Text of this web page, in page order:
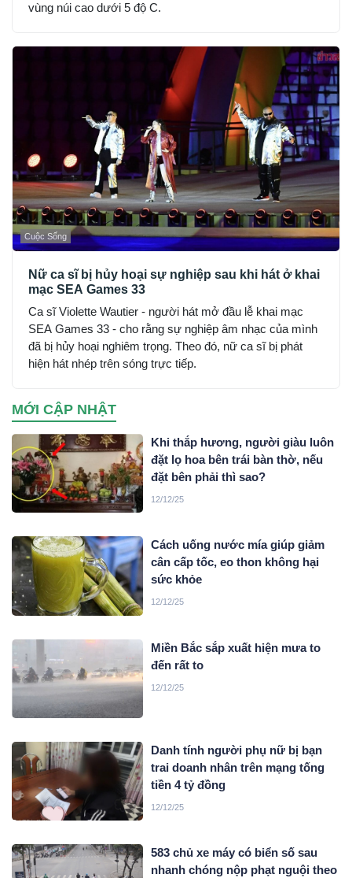
vùng núi cao dưới 5 độ C.
Cuộc Sống
Nữ ca sĩ bị hủy hoại sự nghiệp sau khi hát ở khai
mạc SEA Games 33
Ca sĩ Violette Wautier - người hát mở đầu lễ khai mạc
SEA Games 33 - cho rằng sự nghiệp âm nhạc của mình
đã bị hủy hoại nghiêm trọng. Theo đó, nữ ca sĩ bị phát
hiện hát nhép trên sóng trực tiếp.
MỚI CẬP NHẬT
Khi thắp hương, người giàu luôn
đặt lọ hoa bên trái bàn thờ, nếu
đặt bên phải thì sao?
12/12/25
Cách uống nước mía giúp giảm
cân cấp tốc, eo thon không hại
sức khỏe
12/12/25
Miền Bắc sắp xuất hiện mưa to
đến rất to
12/12/25
Danh tính người phụ nữ bị bạn
trai doanh nhân trên mạng tống
tiền 4 tỷ đồng
12/12/25
583 chủ xe máy có biển số sau
nhanh chóng nộp phạt nguội theo